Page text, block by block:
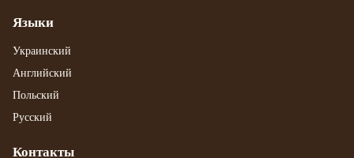
Языки
Украинский
Английский
Польский
Русский
Контакты